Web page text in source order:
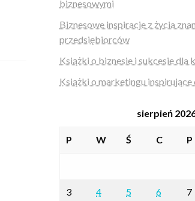
biznesowymi
Biznesowe inspiracje z życia
przedsiębiorców
Książki o biznesie i sukcesie dla
Książki o marketingu inspirujące
sierpień
P W Ś C P
3 4 5 6 7